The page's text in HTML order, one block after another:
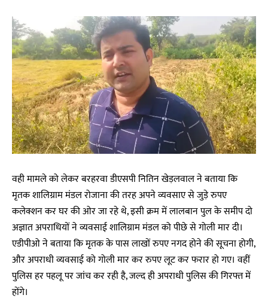
वही मामले को लेकर बरहरवा डीएसपी नितिन खेड़लवाल ने बताया कि
मृतक शालिग्राम मंडल रोजाना की तरह अपने व्यवसाए से जुड़े रुपए
कलेक्शन कर घर की ओर जा रहे थे, इसी क्रम में लालबान पुल के समीप दो
अज्ञात अपराधियों ने व्यवसाई शालिग्राम मंडल को पीछे से गोली मार दी।
एडीपीओ ने बताया कि मृतक के पास लाखों रुपए नगद होने की सूचना होगी,
और अपराधी व्यवसाई को गोली मार कर रुपए लूट कर फरार हो गए। वहीं
पुलिस हर पहलू पर जांच कर रही है, जल्द ही अपराधी पुलिस की गिरफ्त में
होंगे।